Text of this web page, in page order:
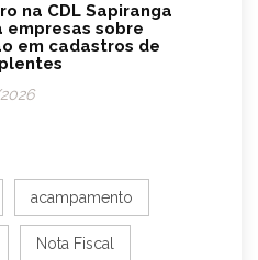
na CDL Sapiranga
empresas sobre
em cadastros de
acampamento
Nota Fiscal